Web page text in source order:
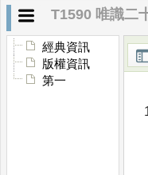
T1590 唯識二
經典資訊
版權資訊
第一